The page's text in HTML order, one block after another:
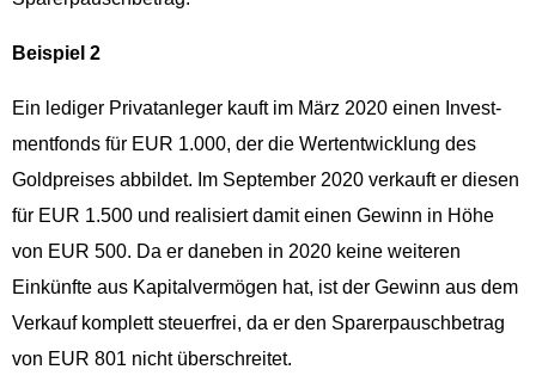
Beispiel 2
Ein ledi­ger Pri­vatan­leger kauft im März 2020 einen Invest­
ment­fonds für EUR 1.000, der die Wer­ten­twick­lung des
Gold­preis­es abbildet. Im Sep­tem­ber 2020 verkauft er diesen
für EUR 1.500 und real­isiert damit einen Gewinn in Höhe
von EUR 500. Da er daneben in 2020 keine weit­eren
Einkün­fte aus Kap­i­talver­mö­gen hat, ist der Gewinn aus dem
Verkauf kom­plett steuer­frei, da er den Spar­erpausch­be­trag
von EUR 801 nicht überschreitet.
+ 49 (0)69 609 181